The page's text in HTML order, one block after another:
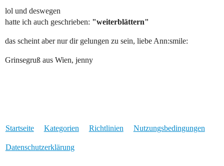
lol und deswegen
hatte ich auch geschrieben: "weiterblättern"
das scheint aber nur dir gelungen zu sein, liebe Ann:smile:
Grinsegruß aus Wien, jenny
Startseite Kategorien Richtlinien Nutzungsbedingungen
Datenschutzerklärung